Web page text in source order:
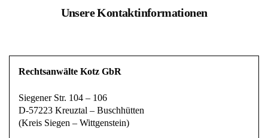
Unsere Kontaktinformationen
Rechtsanwälte Kotz GbR
Siegener Str. 104 – 106
D-57223 Kreuztal – Buschhütten
(Kreis Siegen – Wittgenstein)